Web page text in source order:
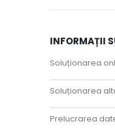
INFORMAȚII
Soluționarea
Soluționarea
Prelucrarea